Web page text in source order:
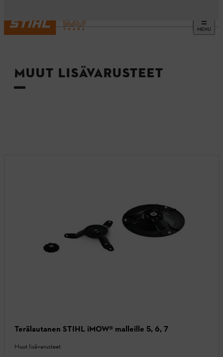
MENU
Etusivu
MUUT LISÄVARUSTEET
Terälautanen STIHL iMOW® malleille 5, 6, 7
Muut lisävarusteet